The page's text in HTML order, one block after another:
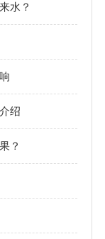
水？
绍
？